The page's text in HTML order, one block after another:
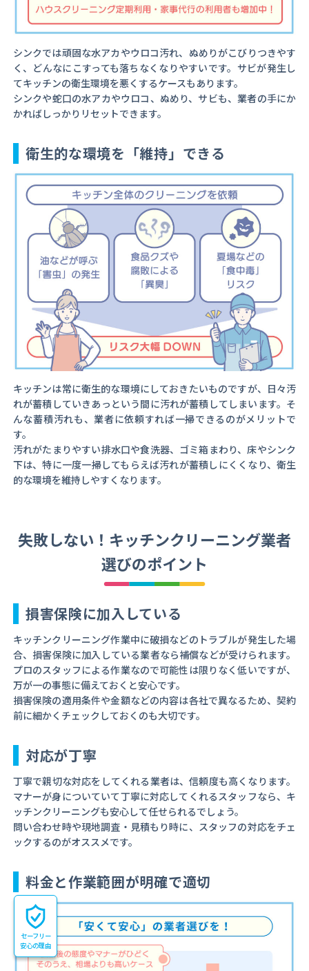
シンクでは頑固な水アカやウロコ汚れ、ぬめりがこびりつきやす
く、どんなにこすっても落ちなくなりやすいです。サビが発生し
てキッチンの衛生環境を悪くするケースもあります。
シンクや蛇口の水アカやウロコ、ぬめり、サビも、業者の手にか
かればしっかりリセットできます。
衛生的な環境を「維持」できる
キッチンは常に衛生的な環境にしておきたいものですが、日々汚
れが蓄積していきあっという間に汚れが蓄積してしまいます。そ
んな蓄積汚れも、業者に依頼すれば一掃できるのがメリットで
す。
汚れがたまりやすい排水口や食洗器、ゴミ箱まわり、床やシンク
下は、特に一度一掃してもらえば汚れが蓄積しにくくなり、衛生
的な環境を維持しやすくなります。
失敗しない！キッチンクリーニング業者
選びのポイント
損害保険に加入している
キッチンクリーニング作業中に破損などのトラブルが発生した場
合、損害保険に加入している業者なら補償などが受けられます。
プロのスタッフによる作業なので可能性は限りなく低いですが、
万が一の事態に備えておくと安心です。
損害保険の適用条件や金額などの内容は各社で異なるため、契約
前に細かくチェックしておくのも大切です。
対応が丁寧
丁寧で親切な対応をしてくれる業者は、信頼度も高くなります。
マナーが身についていて丁寧に対応してくれるスタッフなら、キ
ッチンクリーニングも安心して任せられるでしょう。
問い合わせ時や現地調査・見積もり時に、スタッフの対応をチェ
ックするのがオススメです。
料金と作業範囲が明確で適切
セーフリー
安心の理由